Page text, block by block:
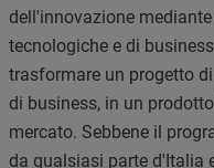
dell'innovazione
tecnologiche e di
trasformare un progetto
di business, in un
mercato. Sebbene il
da qualsiasi parte d'Italia